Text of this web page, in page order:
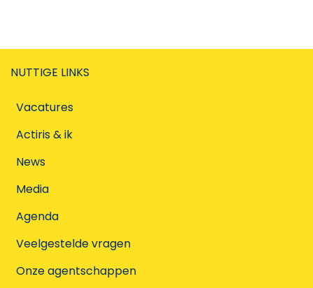
NUTTIGE LINKS
Vacatures
Actiris & ik
News
Media
Agenda
Veelgestelde vragen
Onze agentschappen